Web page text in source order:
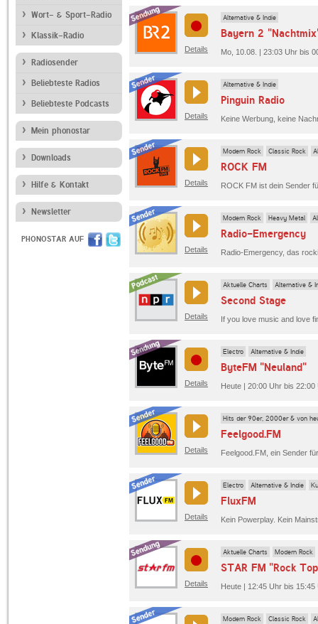
Wort- & Sport-Radio
Klassik-Radio
Radiosender
Beliebteste Radios
Beliebteste Podcasts
Mein phonostar
Downloads
Hilfe & Kontakt
Newsletter
PHONOSTAR AUF
Details
Alternative & Indie
Bayern 2
Mo, 10.08. | 23:03 Uhr bis
Details
Alternative & Indie
Pinguin Radio
Details
Modern Rock Classic Rock
ROCK FM
Details
Modern Rock Heavy Metal
Radio-Emergency
Radio-Emergency, das
Details
Aktuelle Charts Alternative &
Second Stage
Details
Electro Alternative & Indie
ByteFM "Neuland"
Heute | 20:00 Uhr bis
Details
Hits der 90er, 2000er & von
Feelgood.FM
Feelgood.FM, ein Sender
Details
Electro Alternative & Indie
FluxFM
Details
Aktuelle Charts Modern Rock
STAR FM "Rock
Heute | 12:45 Uhr bis 15:45
Modern Rock Classic Rock